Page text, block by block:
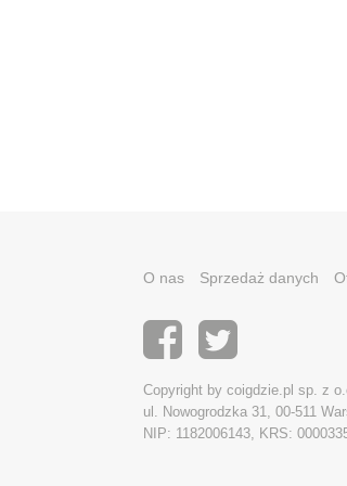
O nas Sprzedaż danych
Copyright by coigdzie.pl sp. z
ul. Nowogrodzka 31, 00-511
NIP: 1182006143, KRS: